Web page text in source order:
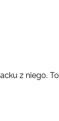
z niego. To